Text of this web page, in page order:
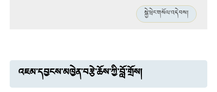
སྐྱེ་ཕྲེང་གསོལ་འདེབས།
འཇམ་དབྱངས་མཁྱེན་བརྩེ་ཆོས་ཀྱི་བློ་གྲོས།